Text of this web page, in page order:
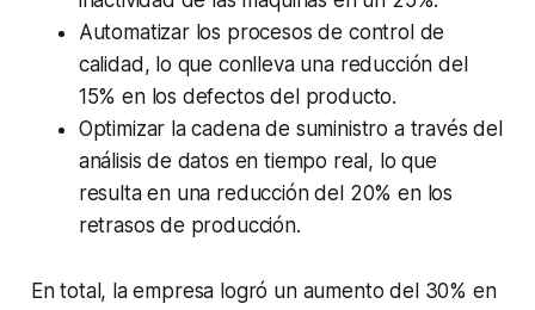
Automatizar los procesos de control de
calidad, lo que conlleva una reducción del
15% en los defectos del producto.
Optimizar la cadena de suministro a través del
análisis de datos en tiempo real, lo que
resulta en una reducción del 20% en los
retrasos de producción.
En total, la empresa logró un aumento del 30% en